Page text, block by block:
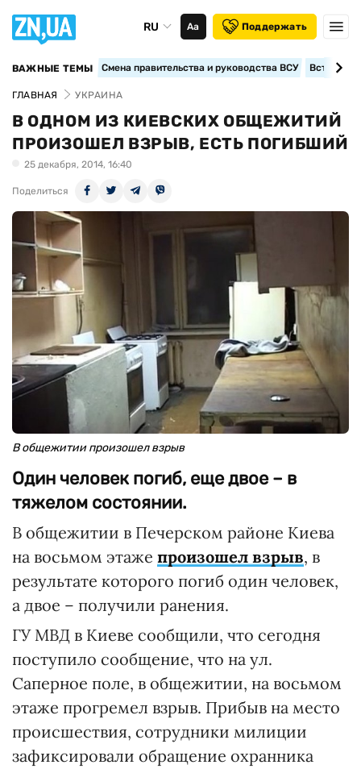
RU Аа Поддержать
ВАЖНЫЕ ТЕМЫ Смена правительства и руководства ВСУ
ГЛАВНАЯ УКРАИНА
В ОДНОМ ИЗ КИЕВСКИХ ОБЩЕЖИТИЙ
ПРОИЗОШЕЛ ВЗРЫВ, ЕСТЬ ПОГИБШИЙ
25 декабря, 2014, 16:40
Поделиться
В общежитии произошел взрыв
Один человек погиб, еще двое – в
тяжелом состоянии.
В общежитии в Печерском районе Киева
на восьмом этаже произошел взрыв, в
результате которого погиб один человек,
а двое – получили ранения.
ГУ МВД в Киеве сообщили, что сегодня
поступило сообщение, что на ул.
Саперное поле, в общежитии, на восьмом
этаже прогремел взрыв. Прибыв на место
происшествия, сотрудники милиции
зафиксировали обращение охранника